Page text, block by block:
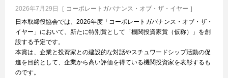
2026年7月29日
［ コーポレートガバナンス・オブ・ザ・イヤー ］
日本取締役協会では、2026年度「コーポレートガバナンス・オブ・ザ・
イヤー」において、新たに特別賞として「機関投資家賞（仮称）」を創
設する予定です。
本賞は、企業と投資家との建設的な対話やスチュワードシップ活動の促
進を目的として、企業から高い評価を得ている機関投資家を表彰するも
のです。